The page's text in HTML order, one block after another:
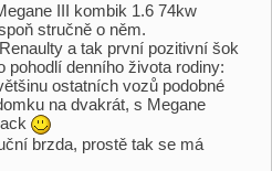
III kombik 1.6 74kw
stručně o něm.
a tak první pozitivní šok
denního života rodiny:
ostatních vozů podobné
na dvakrát, s Megane
brzda, prostě tak se má